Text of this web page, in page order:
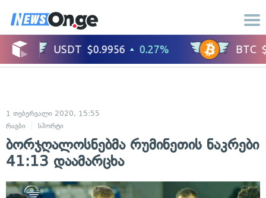
1 თებერვალი 2020, 15:55
რაგბი
სპორტი
ბორჯღალოსნებმა რუმინეთის ნაკრები
41:13 დაამარცხა